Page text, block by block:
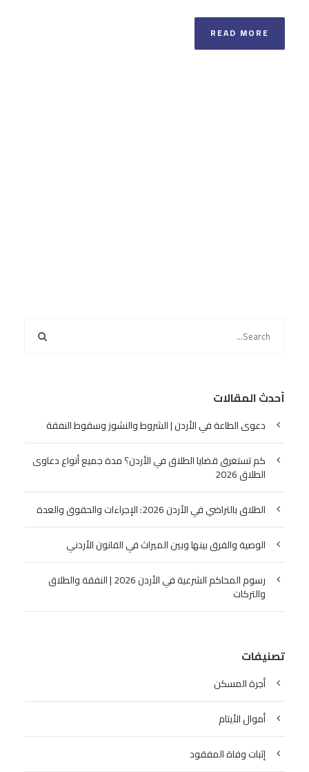
READ MORE
أحدث المقالات
دعوى الطاعة في الأردن | الشروط والنشوز وسقوط النفقة
كم تستغرق قضايا الطلاق في الأردن؟ مدة جميع أنواع دعاوى
الطلاق 2026
الطلاق بالتراضي في الأردن 2026: الإجراءات والحقوق والعدة
الوصية والفرق بينها وبين الميراث في القانون الأردني
رسوم المحاكم الشرعية في الأردن 2026 | النفقة والطلاق
والتركات
تصنيفات
أجرة المسكن
أموال الأيتام
إثبات وفاة المفقود